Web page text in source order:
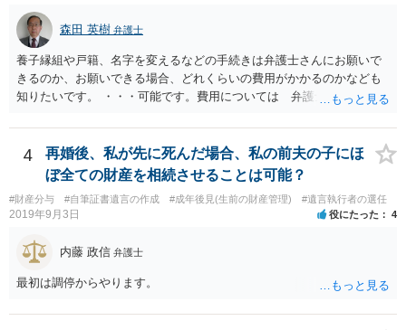
森田 英樹 弁護士
養子縁組や戸籍、名字を変えるなどの手続きは弁護士さんにお願いで
きるのか、お願いできる場合、どれくらいの費用がかかるのかなども
知りたいです。 ・・・可能です。費用については 弁護士と直接面談
ています。 やはり、成人した子のことまでごちゃごちゃ考えず、自分
の事だけ考えるべきなのでしょうか ・・・お子さんの事をまで含め良
い解決案があればお悩みになるのは当然と言えば当然のことです。 彼
と親子関係を結びたいと思っているが、名字は変えたくない・・・養
子縁組の必要があり 氏も変更することになります。 しかし 彼は成人
しているとは言え、自分の子と私の連れ子、全て平等にしたいと希
望。もちろん私もそうできればと思います。 ・・・婚姻前の契約 あ
るいは 遺言書などで その意思を実現する方法はあります。 弁護
士に相談してみてください。
4
再婚後、私が先に死んだ場合、私の前夫の子にほ
ぼ全ての財産を相続させることは可能？
#財産分与 #自筆証書遺言の作成 #成年後見(生前の財産管理) #遺言執行者の選任
2019年9月3日 役にたった 4
内藤 政信 弁護士
最初は調停からやります。